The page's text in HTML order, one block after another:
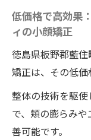
低価格で高効果
ィの小顔矯正
徳島県板野郡藍
矯正は、その低価
整体の技術を駆
で、頬の膨らみ
善可能です。